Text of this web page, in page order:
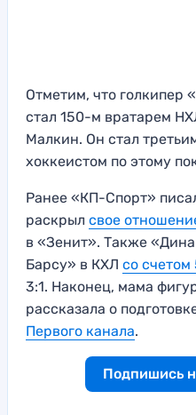
Отметим, что
стал 150-м вратарем
Малкин. Он стал
хоккеистом по этому
Ранее «КП-Спорт»
раскрыл свое
в «Зенит». Также
Барсу» в КХЛ со счетом
3:1. Наконец, мама
рассказала о
Первого канала.
Подпишись